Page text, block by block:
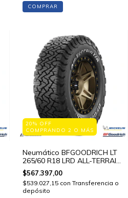
COMPRAR
20% OFF
COMPRANDO 2 O MÁS
Neumático BFGOODRICH LT
265/60 R18 LRD ALL-TERRAIN
T/A KO3 114/110 S STD
$567.397,00
$539.027,15 con Transferencia o
depósito